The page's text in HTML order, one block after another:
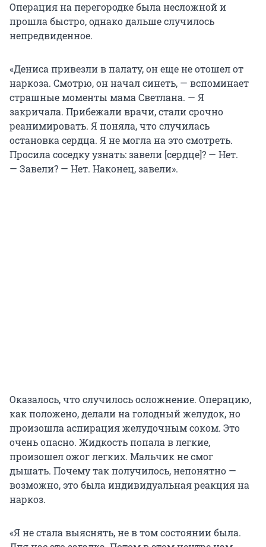
Операция на перегородке была несложной и
прошла быстро, однако дальше случилось
непредвиденное.
«Дениса привезли в палату, он еще не отошел от
наркоза. Смотрю, он начал синеть, — вспоминает
страшные моменты мама Светлана. — Я
закричала. Прибежали врачи, стали срочно
реанимировать. Я поняла, что случилась
остановка сердца. Я не могла на это смотреть.
Просила соседку узнать: завели [сердце]? — Нет.
— Завели? — Нет. Наконец, завели».
Оказалось, что случилось осложнение. Операцию,
как положено, делали на голодный желудок, но
произошла аспирация желудочным соком. Это
очень опасно. Жидкость попала в легкие,
произошел ожог легких. Мальчик не смог
дышать. Почему так получилось, непонятно —
возможно, это была индивидуальная реакция на
наркоз.
«Я не стала выяснять, не в том состоянии была.